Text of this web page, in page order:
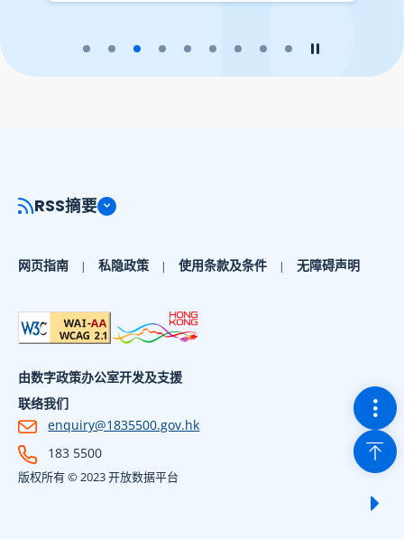
切
回到
RSS摘要
网页指南 私隐政策 使用条款及条件 无障碍声明
由数字政策办公室开发及支援
联络我们
enquiry@1835500.gov.hk
183 5500
版权所有 © 2023 开放数据平台